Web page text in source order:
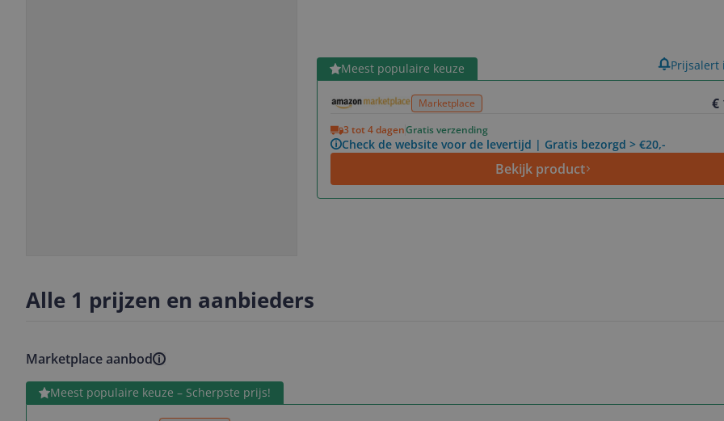
Er zijn geen artikelen gevonden.
Meest populaire keuze
Marketplace €
3 tot 4 dagenGratis verzending
Check de website voor de levertijd | Gratis bezorgd > €20,-
Bekijk product
Bekijk product Prijsalert
Alle 1 prijzen en aanbieders
Marketplace aanbod
Meest populaire keuze – Scherpste prijs!
Bekijk product